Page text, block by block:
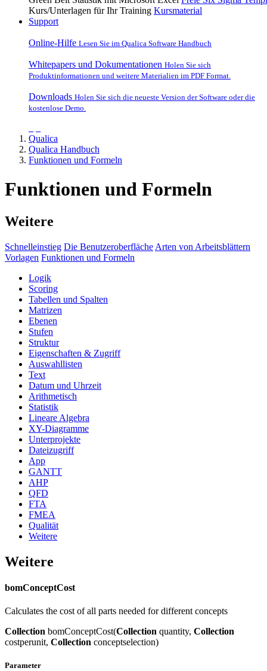
Kurs/Unterlagen für Ihr Training Kursmaterial
Support
Online-Hilfe Lesen Sie im Qualica Software Handbuch
Whitepapers und Dokumentationen Holen Sie sich
Produktinformationen und weitere Materialien im PDF Format.
Downloads Holen Sie sich die neueste Version der Software oder die
kostenlose Demo.
Qualica
Qualica Handbuch
Funktionen und Formeln
Funktionen und Formeln
Weitere
Schnelleinstieg Die Benutzeroberfläche Arten von Arbeitsblättern
Vorlagen Funktionen und Formeln
Logik
Scoring
Tabellen und Spalten
Matrizen
Ebenen
Stufen
Struktur
Eigenschaften & Zugriff
Auswahllisten
Text
Datum und Uhrzeit
Arithmetisch
Statistik
Lineare Algebra
XY-Diagramme
Unterprojekte
Dateizugriff
App
GANTT
AHP
QFD
FTA
FMEA
Qualität
Weitere
Weitere
bomConceptCost
Calculates the cost of all parts needed for different concepts
Collection bomConceptCost(Collection quantity, Collection
costperunit, Collection conceptselection)
Parameter